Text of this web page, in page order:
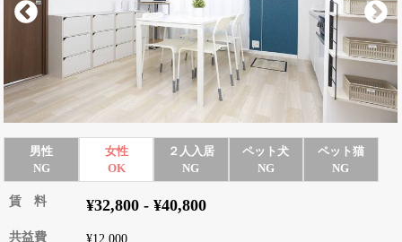
男性
NG
女性
OK
２人入居
NG
ペット犬
NG
ペット猫
NG
賃 料 ¥32,800 - ¥40,800
共益費 ¥12,000